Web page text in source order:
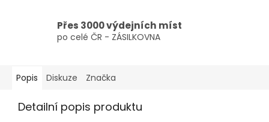
Přes 3000 výdejních míst
po celé ČR - ZÁSILKOVNA
Popis Diskuze Značka
Detailní popis produktu